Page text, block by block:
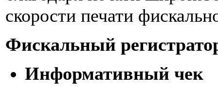
скорости печати
Фискальный
Информативный чек